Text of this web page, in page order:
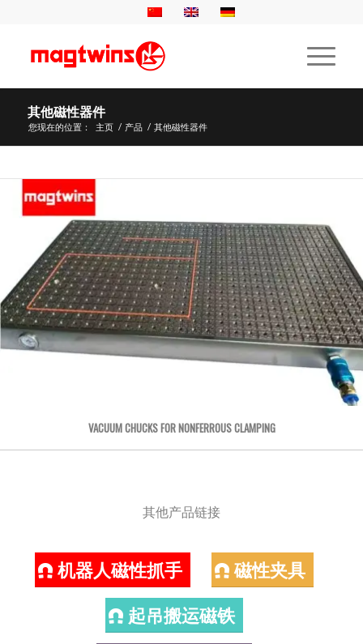
其他磁性器件
您现在的位置： 主页 / 产品 / 其他磁性器件
VACUUM CHUCKS FOR NONFERROUS CLAMPING
其他产品链接
机器人磁性抓手 磁性夹具
起吊搬运磁铁